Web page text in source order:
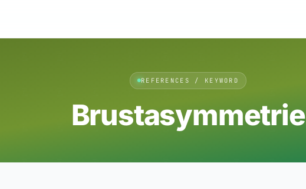
REFERENCES / KEYWORD
Brustasymmetrie